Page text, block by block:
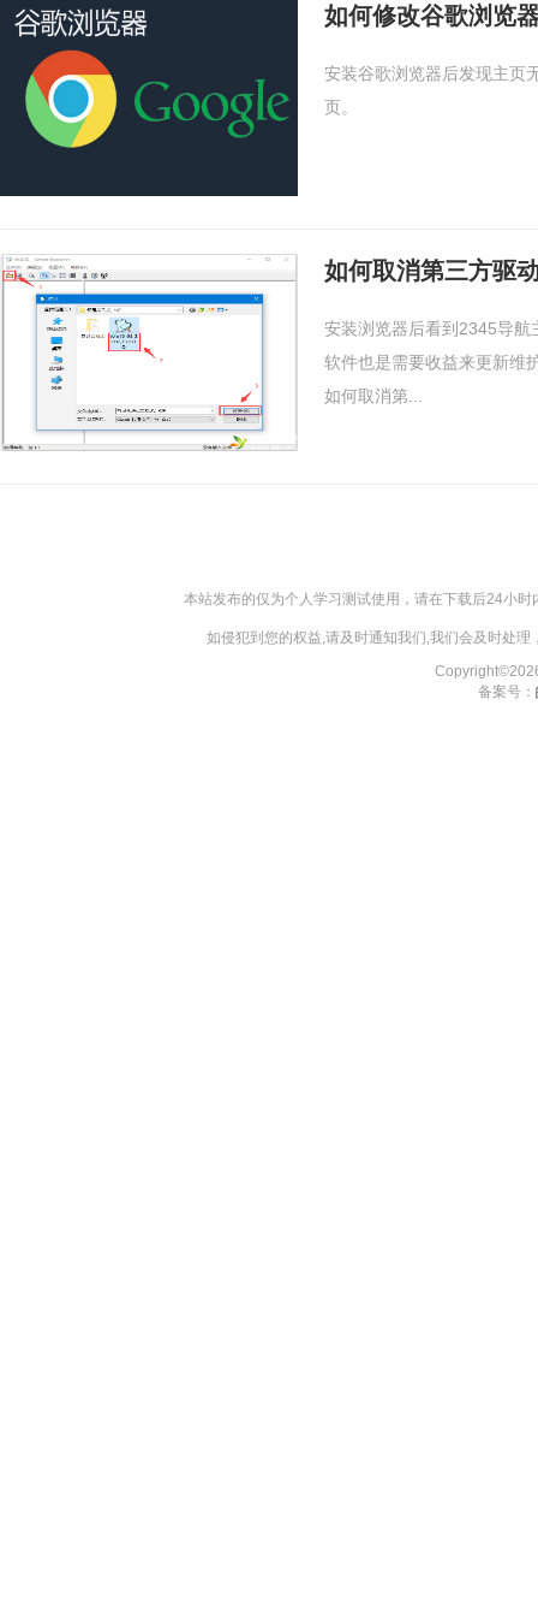
如何修改谷歌浏览
安装谷歌浏览器后发现主页
页。
如何取消第三方驱
安装浏览器后看到2345导航
软件也是需要收益来更新维
如何取消第...
本站发布的仅为个人学习测试使用，请在下载后24小
如侵犯到您的权益,请及时通知我们,我们会及时处
备案号：